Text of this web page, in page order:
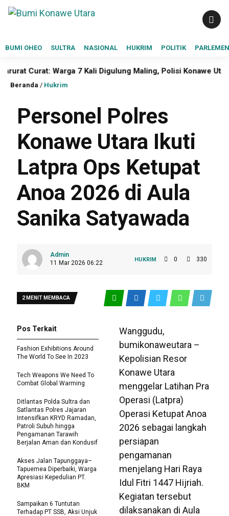
BUMI OHEO SULTRA NASIONAL HUKRIM POLITIK PARLEMEN
Warga 7 Kali Digulung Maling, Polisi Konawe Utara
Beranda / Hukrim
Personel Polres
Konawe Utara Ikuti
Latpra Ops Ketupat
Anoa 2026 di Aula
Sanika Satyawada
Admin
11 Mar 2026 06:22
HUKRIM 0 330
2 MENIT MEMBACA
Wanggudu,
bumikonaweutara –
Kepolisian Resor
Konawe Utara
menggelar Latihan Pra
Operasi (Latpra)
Operasi Ketupat Anoa
2026 sebagai langkah
persiapan
pengamanan
menjelang Hari Raya
Idul Fitri 1447 Hijriah.
Kegiatan tersebut
dilaksanakan di Aula
Pos Terkait
Fashion Exhibitions Around
The World To See In 2023
Tech Weapons We Need To
Combat Global Warming
Ditlantas Polda Sultra dan
Satlantas Polres Jajaran
Intensifkan KRYD Ramadan,
Patroli Subuh hingga
Pengamanan Tarawih
Berjalan Aman dan Kondusif
Akses Jalan Tapunggaya–
Tapuemea Diperbaiki, Warga
Apresiasi Kepedulian PT.
BKM
Sampaikan 6 Tuntutan
Terhadap PT SSB, Aksi Unjuk